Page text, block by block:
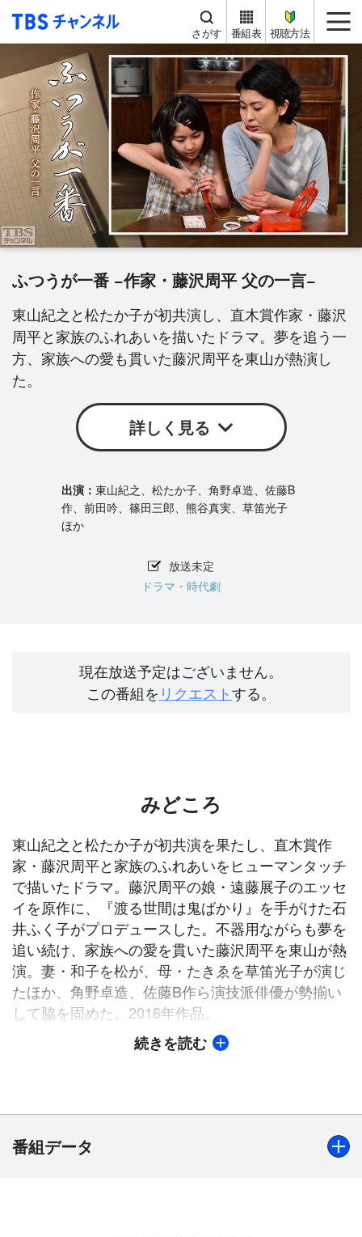
TBS チャンネル
さがす 番組表 視聴方法
ふつうが一番 −作家・藤沢周平 父の一言−
東山紀之と松たか子が初共演し、直木賞作家・藤沢
周平と家族のふれあいを描いたドラマ。夢を追う一
方、家族への愛も貫いた藤沢周平を東山が熱演し
た。
詳しく見る
東山紀之、松たか子、角野卓造、佐藤B
作、前田吟、篠田三郎、熊谷真実、草笛光子
ほか
放送未定
ドラマ・時代劇
現在放送予定はございません。
この番組を リクエストする。
みどころ
東山紀之と松たか子が初共演を果たし、直木賞作
家・藤沢周平と家族のふれあいをヒューマンタッチ
で描いたドラマ。藤沢周平の娘・遠藤展子のエッセ
イを原作に、『渡る世間は鬼ばかり』を手がけた石
井ふく子がプロデュースした。不器用ながらも夢を
追い続け、家族への愛を貫いた藤沢周平を東山が熱
演。妻・和子を松が、母・たきゑを草笛光子が演じ
たほか、角野卓造、佐藤B作ら演技派俳優が勢揃い
して脇を固めた。2016年作品。
聞」の記者をしていた。1人娘の展子（熊坂澪）が
産まれて8カ月後、妻に先立たれてしまった留治
は、病気がちな母・たきゑ（草笛光子）を郷里の山
続きを読む
番組データ